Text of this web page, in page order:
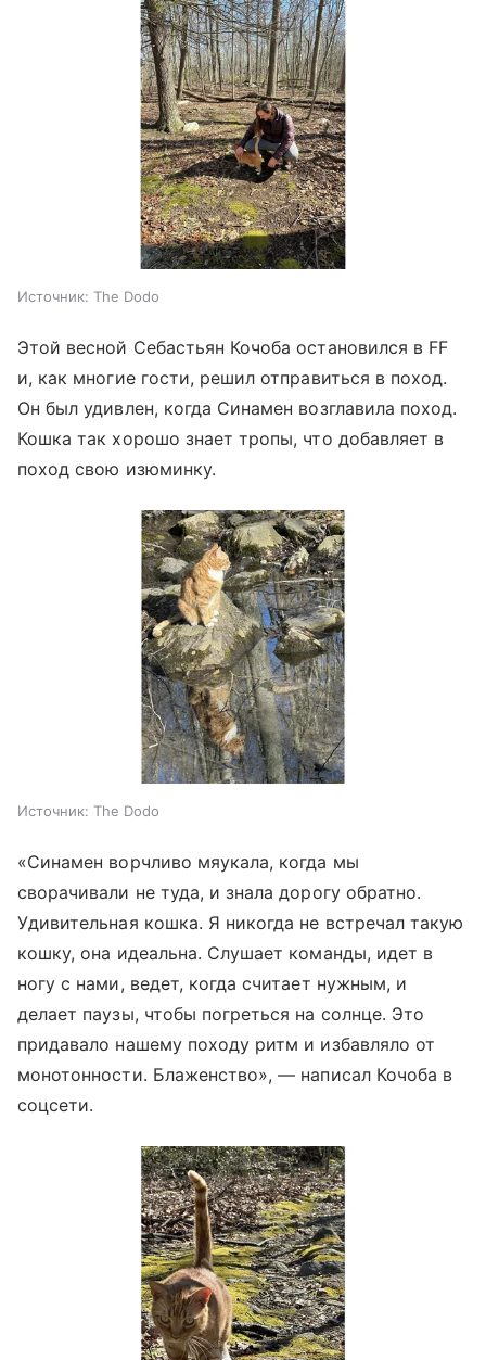
Источник: The Dodo
Этой весной Себастьян Кочоба остановился в FF
и, как многие гости, решил отправиться в поход.
Он был удивлен, когда Синамен возглавила поход.
Кошка так хорошо знает тропы, что добавляет в
поход свою изюминку.
Источник: The Dodo
«Синамен ворчливо мяукала, когда мы
сворачивали не туда, и знала дорогу обратно.
Удивительная кошка. Я никогда не встречал такую
кошку, она идеальна. Слушает команды, идет в
ногу с нами, ведет, когда считает нужным, и
делает паузы, чтобы погреться на солнце. Это
придавало нашему походу ритм и избавляло от
монотонности. Блаженство», — написал Кочоба в
соцсети.